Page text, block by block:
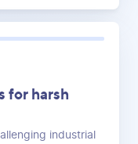
for harsh
industrial